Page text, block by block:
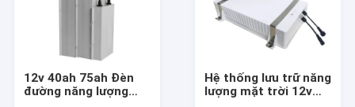
12v 40ah 75ah Đèn
đường năng lượng
Hệ thống lưu trữ năng
lượng mặt trời 12v